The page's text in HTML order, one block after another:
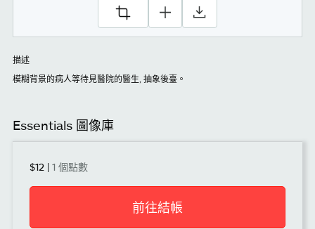
描述
模糊背景的病人等待見醫院的醫生, 抽象後臺。
Essentials 圖像庫
$12 | 1 個點數
前往結帳